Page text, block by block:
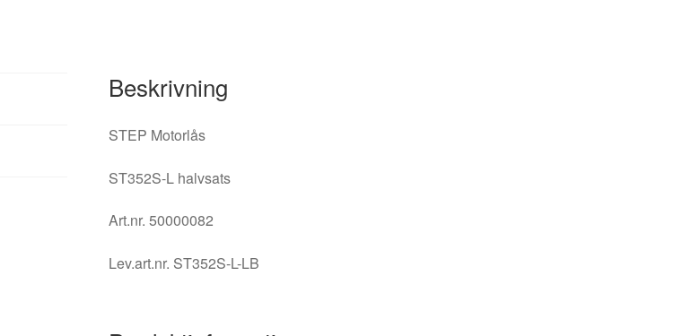
Beskrivning
STEP Motorlås
ST352S-L halvsats
Art.nr. 50000082
Lev.art.nr. ST352S-L-LB